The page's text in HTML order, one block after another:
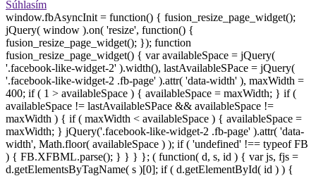
Súhlasím
window.fbAsyncInit = function() { fusion_resize_page_widget();
jQuery( window ).on( 'resize', function() {
fusion_resize_page_widget(); }); function
fusion_resize_page_widget() { var availableSpace = jQuery(
'.facebook-like-widget-2' ).width(), lastAvailableSPace = jQuery(
'.facebook-like-widget-2 .fb-page' ).attr( 'data-width' ), maxWidth =
400; if ( 1 > availableSpace ) { availableSpace = maxWidth; } if (
availableSpace != lastAvailableSPace && availableSpace !=
maxWidth ) { if ( maxWidth < availableSpace ) { availableSpace =
maxWidth; } jQuery('.facebook-like-widget-2 .fb-page' ).attr( 'data-
width', Math.floor( availableSpace ) ); if ( 'undefined' !== typeof FB
) { FB.XFBML.parse(); } } } }; ( function( d, s, id ) { var js, fjs =
d.getElementsByTagName( s )[0]; if ( d.getElementById( id ) ) {